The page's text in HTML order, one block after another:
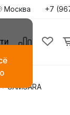
Москва +7
Буркини
SAMSARA